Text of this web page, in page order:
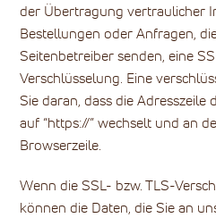
der Übertragung vertraulicher
Bestellungen oder Anfragen,
Seitenbetreiber senden, eine
Verschlüsselung. Eine
Sie daran, dass die Adresszeile
auf “https://” wechselt und an
Browserzeile.
Wenn die SSL- bzw. TLS-
können die Daten, die Sie an